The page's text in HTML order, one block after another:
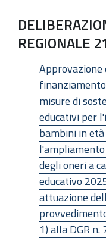
REGIONALE
Approvazione
misure di
educativi per
bambini in
degli oneri a
educativo
attuazione
1) alla DGR